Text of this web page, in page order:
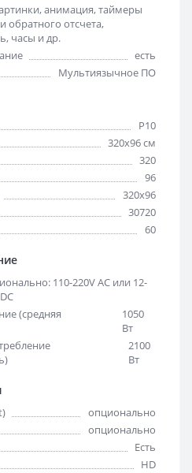
анимация, таймеры
обратного отсчета,
часы и др.
есть
Мультиязычное ПО
Р10
320х96 см
320
96
320x96
30720
60
110-220V AC или 12-
(средняя
1050
Вт
2100
Вт
опционально
опционально
Есть
HD